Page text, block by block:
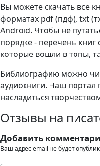
Вы можете скачать все
форматах pdf (пдф), txt
Android. Чтобы не
порядке - перечень
которые вошли в топы,
Библиографию можно
аудиокниги. Наш портал
насладиться
Отзывы на
Добавить
Ваш адрес email не будет